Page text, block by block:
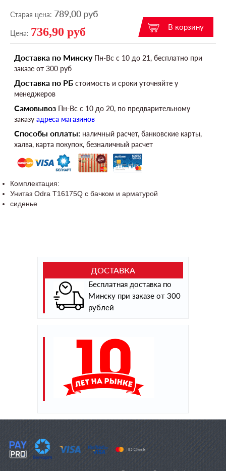
Старая цена: 789,00 руб
Цена: 736,90 руб
Доставка по МинскуПн-Вс c 10 до 21, бесплатно при
заказе от 300 руб
Доставка по РБ стоимость и сроки уточняйте у
менеджеров
Самовывоз Пн-Вс c 10 до 20, по предварительному
заказу адреса магазинов
Способы оплаты: наличный расчет, банковские карты,
халва, карта покупок, безналичный расчет
Комплектация:
Унитаз Odra T16175Q с бачком и арматурой
сиденье
ДОСТАВКА
Бесплатная доставка по
Минску при заказе от 300
рублей